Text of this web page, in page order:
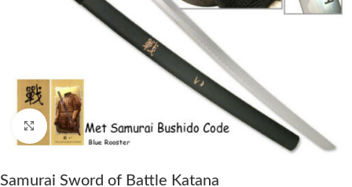
Klik om te vergroten
Samurai Sword of Battle Katana